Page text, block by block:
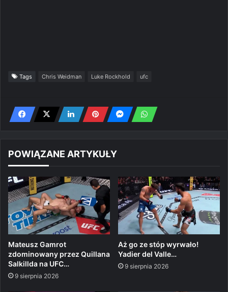
Tags Chris Weidman Luke Rockhold ufc
POWIĄZANE ARTYKUŁY
Mateusz Gamrot
zdominowany przez Quillana
Salkillda na UFC…
9 sierpnia 2026
Aż go ze stóp wyrwało!
Yadier del Valle…
9 sierpnia 2026